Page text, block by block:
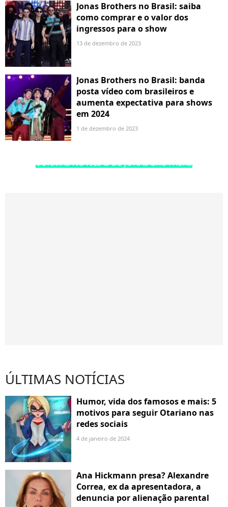
Jonas Brothers no Brasil: saiba
como comprar e o valor dos
ingressos para o show
13 de dezembro de 2023
Jonas Brothers no Brasil: banda
posta vídeo com brasileiros e
aumenta expectativa para shows
em 2024
1 de dezembro de 2023
ÚLTIMAS NOTÍCIAS DE JONAS BROTHERS
ÚLTIMAS NOTÍCIAS
Humor, vida dos famosos e mais: 5
motivos para seguir Otariano nas
redes sociais
4 de janeiro de 2024
Ana Hickmann presa? Alexandre
Correa, ex da apresentadora, a
denuncia por alienação parental